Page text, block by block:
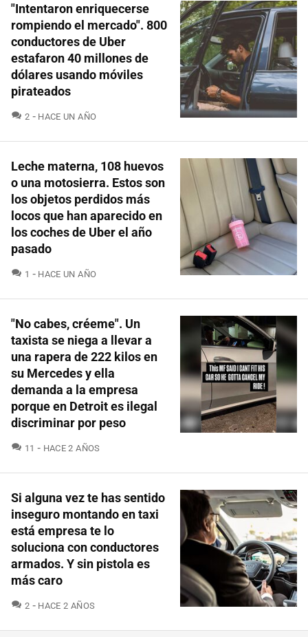
"Intentaron enriquecerse
rompiendo el mercado". 800
conductores de Uber
estafaron 40 millones de
dólares usando móviles
pirateados
2 COMENTARIOS
HACE UN AÑO
Leche materna, 108 huevos
o una motosierra. Estos son
los objetos perdidos más
locos que han aparecido en
los coches de Uber el año
pasado
1 COMENTARIOS
HACE UN AÑO
"No cabes, créeme". Un
taxista se niega a llevar a
una rapera de 222 kilos en
su Mercedes y ella
demanda a la empresa
porque en Detroit es ilegal
discriminar por peso
11 COMENTARIOS
HACE 2 AÑOS
Si alguna vez te has sentido
inseguro montando en taxi
está empresa te lo
soluciona con conductores
armados. Y sin pistola es
más caro
2 COMENTARIOS
HACE 2 AÑOS